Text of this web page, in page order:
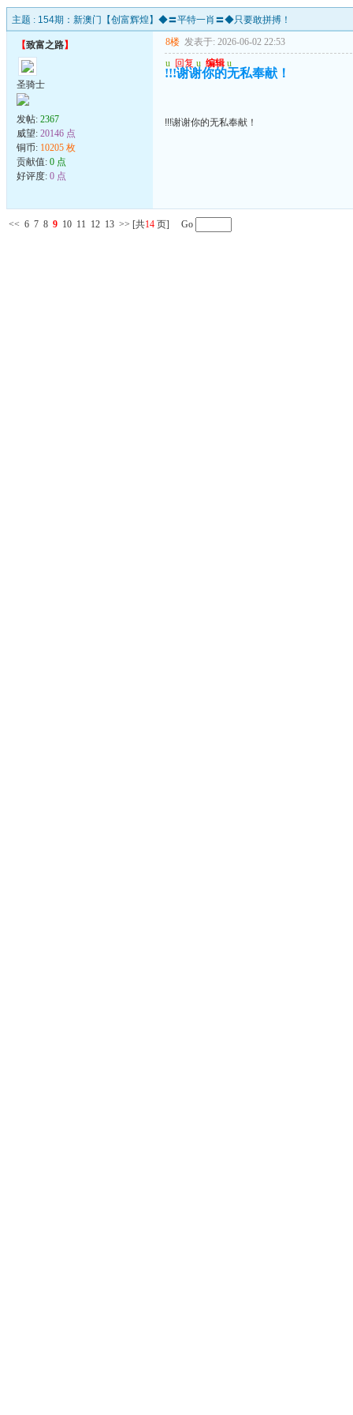
主题 : 154期：新澳门【创富辉煌】◆〓平特一肖〓◆只要敢拼搏！
【致富之路】
圣骑士
发帖: 2367
威望: 20146 点
铜币: 10205 枚
贡献值: 0 点
好评度: 0 点
8楼 发表于: 2026-06-02 22:53
u 回复 u 编辑 u
!!!谢谢你的无私奉献！
!!!谢谢你的无私奉献！
<< 6 7 8 9 10 11 12 13 >> [共14 页] Go